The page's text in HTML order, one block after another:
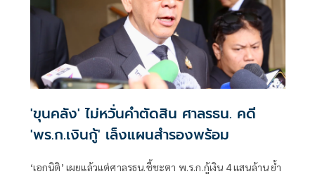
'ขุนคลัง' ไม่หวั่นคำตัดสิน ศาลรธน. คดี
'พร.ก.เงินกู้' เล็งแผนสำรองพร้อม
‘เอกนิติ’ เผยแล้วแต่ศาลรธน.ชี้ชะตา พ.ร.ก.กู้เงิน 4 แสนล้าน ย้ำ